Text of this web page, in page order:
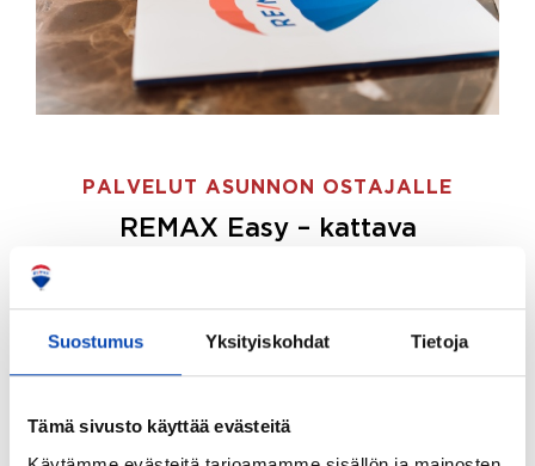
Suostumus Yksityiskohdat Tietoja
Tämä sivusto käyttää evästeitä
PALVELUT ASUNNON OSTAJALLE
REMAX Easy – kattava
ostajille.
Tee ostotoimeksianto ja etsimme juuri